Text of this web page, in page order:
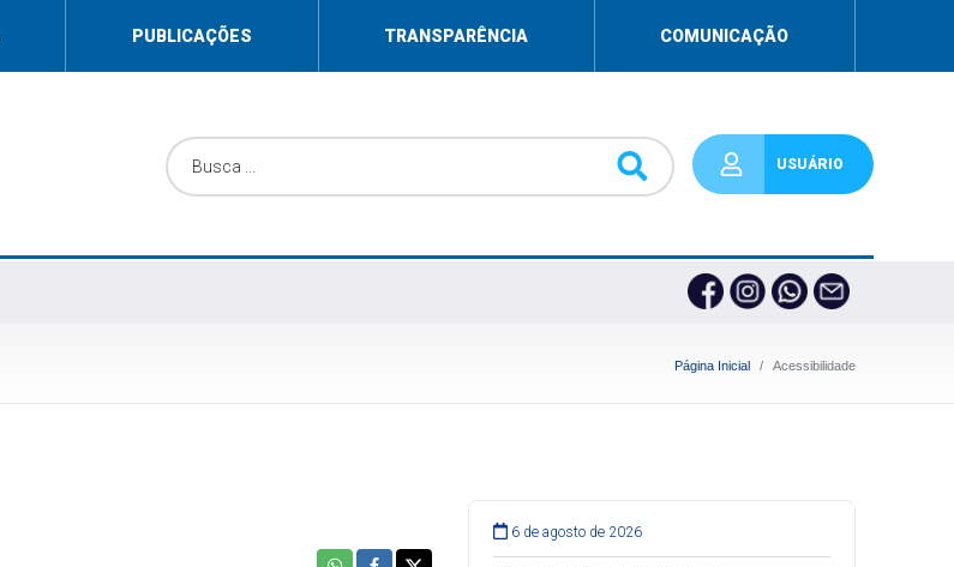
PUBLICAÇÕES TRANSPARÊNCIA COMUNICAÇÃO
USUÁRIO
Página Inicial Acessibilidade
6 de agosto de 2026